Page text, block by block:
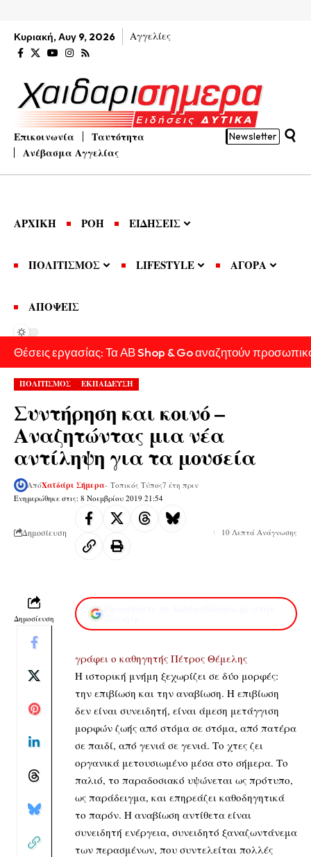
Κυριακή, Αυγ 9, 2026 Αγγελίες
Επικοινωνία
Ταυτότητα
Ανέβασμα Αγγελίας
Newsletter
ΑΡΧΙΚΗ ΡΟΗ ΕΙΔΗΣΕΙΣ
ΠΟΛΙΤΙΣΜΟΣ LIFESTYLE ΑΓΟΡΑ
ΑΠΟΨΕΙΣ
Θέσεις εργασίας: Τα ΑΒ Shop & Go αναζητούν
ΠΟΛΙΤΙΣΜΟΣ ΕΚΠΑΙΔΕΥΣΗ
Συντήρηση και κοινό –
Αναζητώντας μια νέα
αντίληψη για τα μουσεία
Ενημερώθηκε στις: 8 Νοεμβρίου 2019 21:54
ΑπόΧαϊδάρι Σήμερα- Τοπικός Τύπος7 έτη πριν
Δημοσίευση 10 Λεπτά Ανάγνωσης
Δημοσίευση
γράφει ο καθηγητής Πέτρος Θέμελης
Η ιστορική μνήμη ξεχωρίζει σε δύο μορφές:
την επιβίωση και την αναβίωση. Η επιβίωση
δεν είναι συνειδητή, είναι άμεση μετάγγιση
μορφών ζωής από στόμα σε στόμα, από πατέρα
σε παιδί, από γενιά σε γενιά. Το χτες ζει
οργανικά μετουσιωμένο μέσα στο σήμερα. Το
παλιό, το παραδοσιακό υψώνεται ως πρότυπο,
ως παράδειγμα, και επηρεάζει καθοδηγητικά
το παρόν. Η αναβίωση αντίθετα είναι
συνειδητή ενέργεια, συνειδητό ξαναζωντάνεμα
των περασμένων, που συντελείται πολλές